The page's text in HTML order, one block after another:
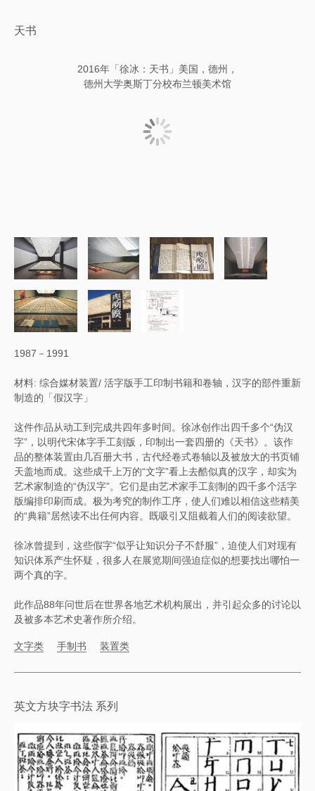
天书
2016年「徐冰：天书」美国，德州，
德州大学奥斯丁分校布兰顿美术馆
1987－1991
材料: 综合媒材装置/ 活字版手工印制书籍和卷轴，汉字的部件重新
制造的「假汉字」
这件作品从动工到完成共四年多时间。徐冰创作出四千多个“伪汉
字”，以明代宋体字手工刻版，印制出一套四册的《天书》。该作
品的整体装置由几百册大书，古代经卷式卷轴以及被放大的书页铺
天盖地而成。这些成千上万的“文字”看上去酷似真的汉字，却实为
艺术家制造的“伪汉字”。它们是由艺术家手工刻制的四千多个活字
版编排印刷而成。极为考究的制作工序，使人们难以相信这些精美
的“典籍”居然读不出任何内容。既吸引又阻截着人们的阅读欲望。
徐冰曾提到，这些假字“似乎让知识分子不舒服”，迫使人们对现有
知识体系产生怀疑，很多人在展览期间强迫症似的想要找出哪怕一
两个真的字。
此作品88年问世后在世界各地艺术机构展出，并引起众多的讨论以
及被多本艺术史著作所介绍。
文字类 手制书 装置类
英文方块字书法 系列